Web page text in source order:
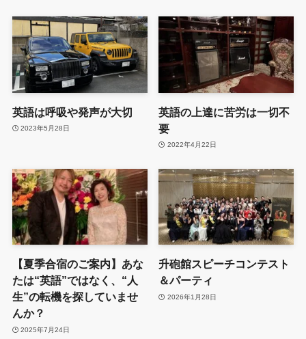
英語は呼吸や発声が大切
2023年5月28日
英語の上達に苦労は一切不
要
2022年4月22日
【夏季合宿のご案内】あな
たは“英語”ではなく、“人
生”の転機を探していませ
んか？
2025年7月24日
升砲館スピーチコンテスト
＆パーティ
2026年1月28日